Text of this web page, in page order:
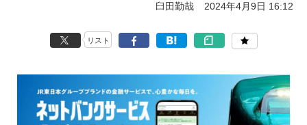
臼田勤哉 2024年4月9日 16:12
リスト